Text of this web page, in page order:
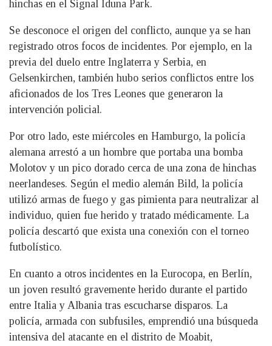
hinchas en el Signal Iduna Park.
Se desconoce el origen del conflicto, aunque ya se han
registrado otros focos de incidentes. Por ejemplo, en la
previa del duelo entre Inglaterra y Serbia, en
Gelsenkirchen, también hubo serios conflictos entre los
aficionados de los Tres Leones que generaron la
intervención policial.
Por otro lado, este miércoles en Hamburgo, la policía
alemana arrestó a un hombre que portaba una bomba
Molotov y un pico dorado cerca de una zona de hinchas
neerlandeses. Según el medio alemán Bild, la policía
utilizó armas de fuego y gas pimienta para neutralizar al
individuo, quien fue herido y tratado médicamente. La
policía descartó que exista una conexión con el torneo
futbolístico.
En cuanto a otros incidentes en la Eurocopa, en Berlín,
un joven resultó gravemente herido durante el partido
entre Italia y Albania tras escucharse disparos. La
policía, armada con subfusiles, emprendió una búsqueda
intensiva del atacante en el distrito de Moabit,